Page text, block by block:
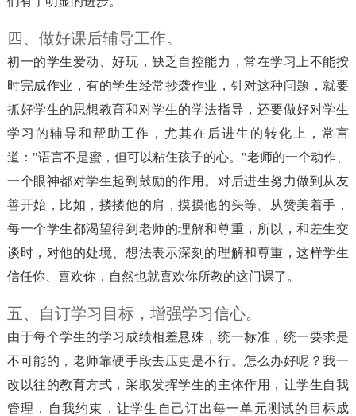
四、做好课后辅导工作。
初一的学生爱动、好玩，缺乏自控能力，常在学习上不能按
时完成作业，有的学生经常抄袭作业，针对这种问题，就要
抓好学生的思想教育和对学生的学法指导，还要做好对学生
学习的辅导和帮助工作，尤其在后进生的转化上，常言
道："语言不是蜜，但可以粘住孩子的心。"老师的一个动作、
一个眼神都对学生起到鼓励的作用。对后进生努力做到从友
善开始，比如，搂搂他的肩，摸摸他的头等。从赞美着手，
每一个学生都渴望得到老师的理解和尊重，所以，和差生交
谈时，对他的处境、想法表示深刻的理解和尊重，这样学生
信任你、喜欢你，自然也就喜欢你所教的这门课了。
五、自订学习目标，增强学习信心。
由于每个学生的学习成绩相差悬殊，统一标准，统一要求是
不可能的，老师靠硬手段去压更是不行。怎么办好呢？我一
改以往的教育方式，采取发挥学生的主体作用，让学生自我
管理，自我约束，让学生自己订出每一单元测试的目标成